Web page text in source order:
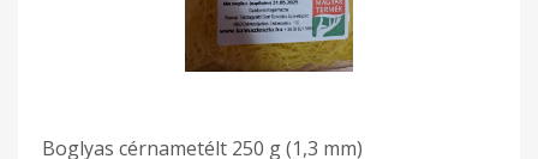
Boglyas cérnametélt 250 g (1,3 mm)